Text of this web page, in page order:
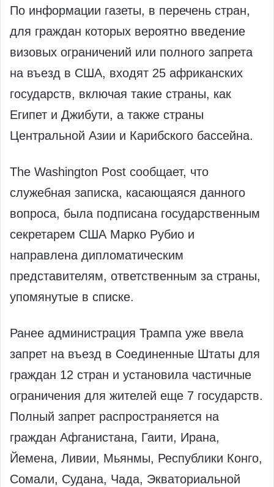
По информации газеты, в перечень стран,
для граждан которых вероятно введение
визовых ограничений или полного запрета
на въезд в США, входят 25 африканских
государств, включая такие страны, как
Египет и Джибути, а также страны
Центральной Азии и Карибского бассейна.
The Washington Post сообщает, что
служебная записка, касающаяся данного
вопроса, была подписана государственным
секретарем США Марко Рубио и
направлена дипломатическим
представителям, ответственным за страны,
упомянутые в списке.
Ранее администрация Трампа уже ввела
запрет на въезд в Соединенные Штаты для
граждан 12 стран и установила частичные
ограничения для жителей еще 7 государств.
Полный запрет распространяется на
граждан Афганистана, Гаити, Ирана,
Йемена, Ливии, Мьянмы, Республики Конго,
Сомали, Судана, Чада, Экваториальной